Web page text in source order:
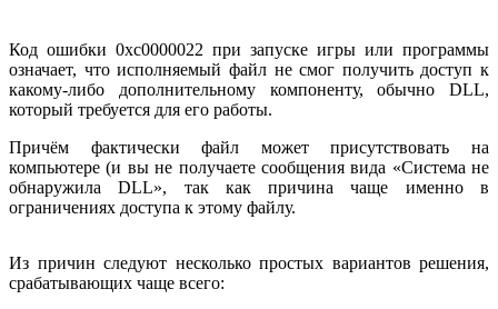
Код ошибки 0xc0000022 при запуске игры или программы
означает, что исполняемый файл не смог получить доступ к
какому-либо дополнительному компоненту, обычно DLL,
который требуется для его работы.
Причём фактически файл может присутствовать на
компьютере (и вы не получаете сообщения вида «Система не
обнаружила DLL», так как причина чаще именно в
ограничениях доступа к этому файлу.
Из причин следуют несколько простых вариантов решения,
срабатывающих чаще всего: